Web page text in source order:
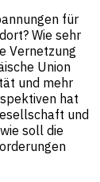
für
Wie sehr
Vernetzung
Union
und mehr
hat
und
soll die